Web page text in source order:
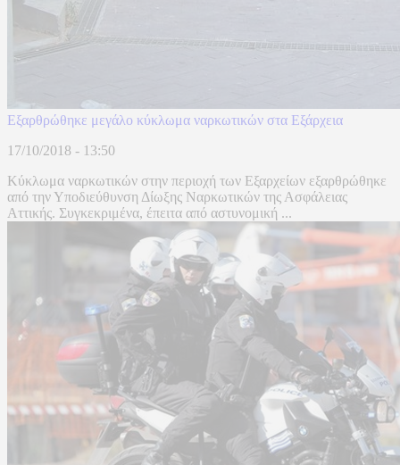
Εξαρθρώθηκε μεγάλο κύκλωμα ναρκωτικών στα Εξάρχεια
17/10/2018 - 13:50
Κύκλωμα ναρκωτικών στην περιοχή των Εξαρχείων εξαρθρώθηκε
από την Υποδιεύθυνση Δίωξης Ναρκωτικών της Ασφάλειας
Αττικής. Συγκεκριμένα, έπειτα από αστυνομική ...